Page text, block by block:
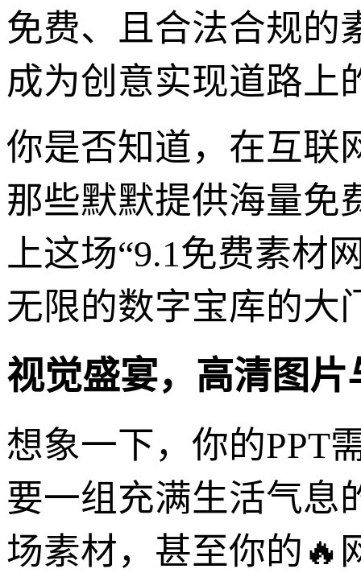
免费、且合法合规的
成为创意实现道路上
你是否知道，在互
那些默默提供海量免
上这场“9.1免费素材
无限的数字宝库的大
视觉盛宴，高清图
想象一下，你的PPT
要一组充满生活气息
场素材，甚至你的🔥